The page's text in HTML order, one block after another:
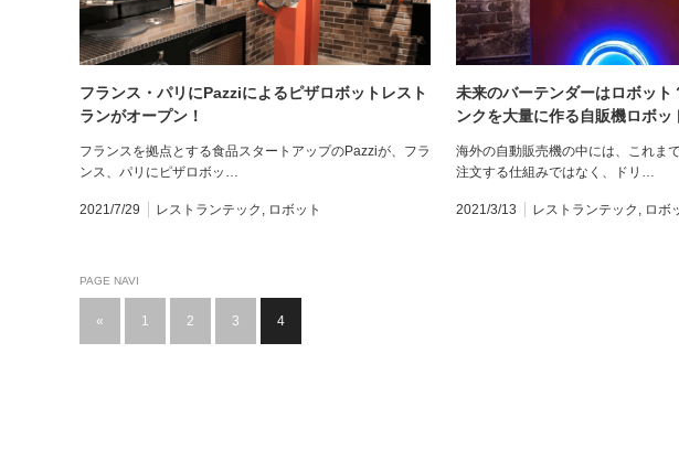
フランス・パリにPazziによるピザロボットレスト
ランがオープン！
フランスを拠点とする食品スタートアップのPazziが、フラ
ンス、パリにピザロボッ…
2021/7/29 レストランテック , ロボット
未来のバーテンダーはロボッ
ンクを大量に作る自販機ロボッ
海外の自動販売機の中には、これま
注文する仕組みではなく、ドリ…
2021/3/13 レストランテック , ロボ
PAGE NAVI
« 1 2 3 4